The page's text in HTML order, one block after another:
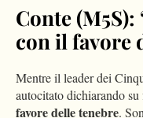
Conte (M5S):
con il favore
Mentre il leader dei
autocitato dichiarando
favore delle tenebre.